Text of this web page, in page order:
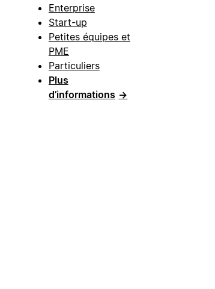
Enterprise
Start-up
Petites équipes et
PME
Particuliers
Plus
d’informations →